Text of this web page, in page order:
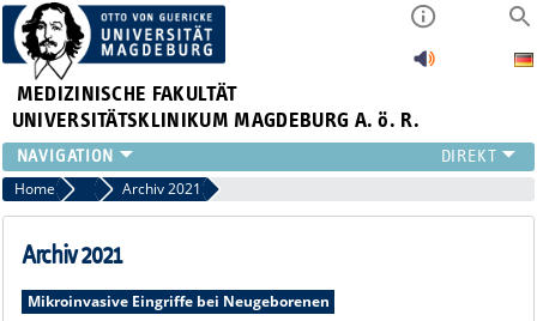
MEDIZINISCHE FAKULTÄT
UNIVERSITÄTSKLINIKUM MAGDEBURG A. ö. R.
INSTITUTE
KLINIKEN
ZENTRALE EINRICHTUNGEN
PRESSE
Home Archiv News
Archiv 2021
Archiv 2021
Mikroinvasive Eingriffe bei Neugeborenen